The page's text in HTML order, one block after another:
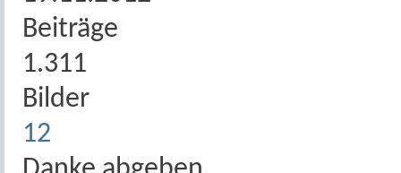
Beiträge
1.311
Bilder
12